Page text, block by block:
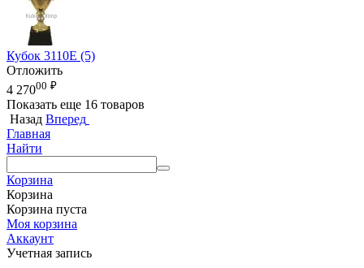
Кубок 3110E (5)
Отложить
4 27000 ₽
Показать еще 16 товаров
Назад Вперед
Главная
Найти
Корзина
Корзина
Корзина пуста
Моя корзина
Аккаунт
Учетная запись